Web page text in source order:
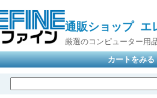
通販ショップ エ
厳選のコンピューター用
カートをみる